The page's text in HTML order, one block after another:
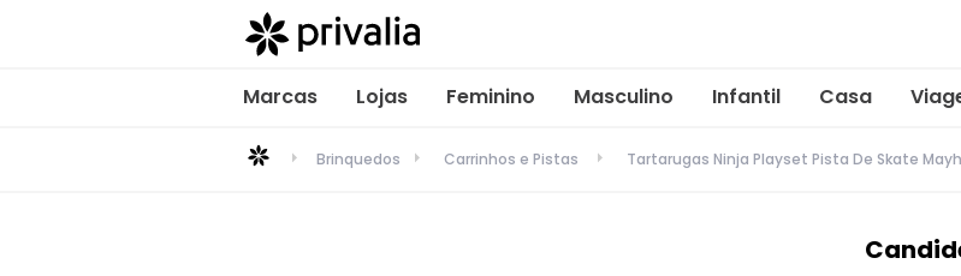
Marcas Lojas Feminino Masculino Infantil Casa
Brinquedos Carrinhos e Pistas Tartarugas Ninja Playset Pista De Skate